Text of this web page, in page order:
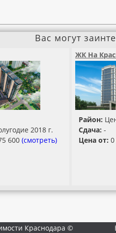
Вас могут
2018 г.
600(смотреть)
ЖК На
Район:
Сдача: -
Цена от:
Краснодара ©